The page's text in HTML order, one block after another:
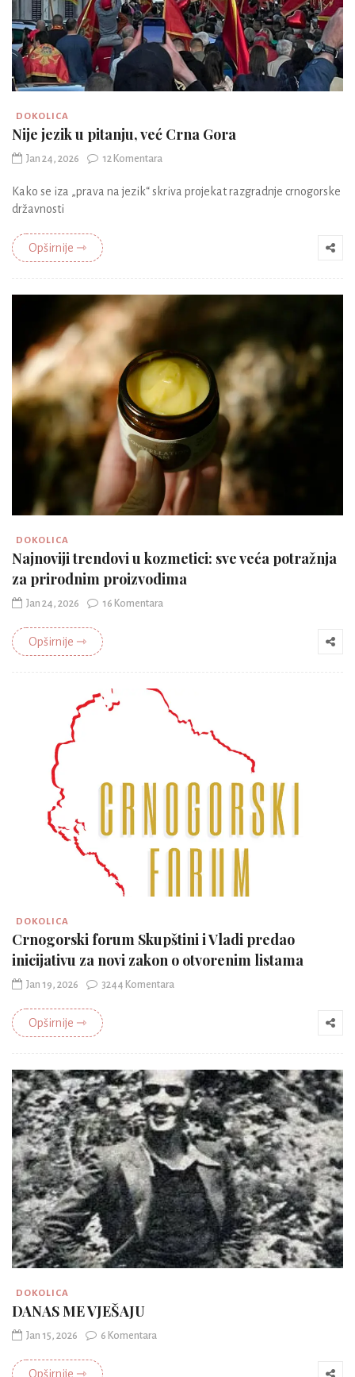
DOKOLICA
Nije jezik u pitanju, već Crna Gora
Jan 24, 2026 12 Komentara
Kako se iza „prava na jezik“ skriva projekat razgradnje crnogorske
državnosti
Opširnije ⇾
DOKOLICA
Najnoviji trendovi u kozmetici: sve veća potražnja
za prirodnim proizvodima
Jan 24, 2026 16 Komentara
Opširnije ⇾
DOKOLICA
Crnogorski forum Skupštini i Vladi predao
inicijativu za novi zakon o otvorenim listama
Jan 19, 2026 3244 Komentara
Opširnije ⇾
DOKOLICA
DANAS ME VJEŠAJU
Jan 15, 2026 6 Komentara
Opširnije ⇾